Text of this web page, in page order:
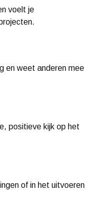
voelt je
en weet anderen mee
positieve kijk op het
of in het uitvoeren